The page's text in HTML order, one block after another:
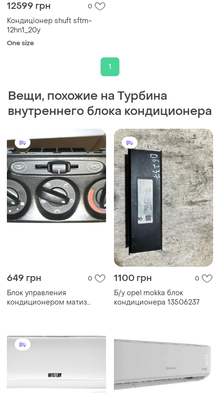
12599 грн 0
Кондиціонер shuft sftm-
12hn1_20y
One size
1
Вещи, похожие на Турбина
внутреннего блока кондиционера
649 грн 0
Блок управления
кондиционером матиз
1100 грн 0
Б/у opel mokka блок
кондиционера 13506237